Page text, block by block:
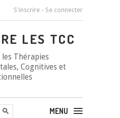
S'inscrire - Se connecter
LES TCC
Thérapies
Cognitives et
MENU